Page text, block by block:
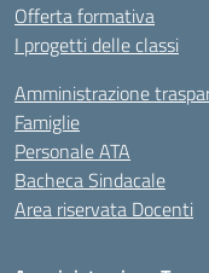
Offerta formativa
I progetti delle classi
Amministrazione
Famiglie
Personale ATA
Bacheca Sindacale
Area riservata Docenti